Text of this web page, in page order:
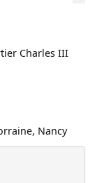
Charles III
, Nancy